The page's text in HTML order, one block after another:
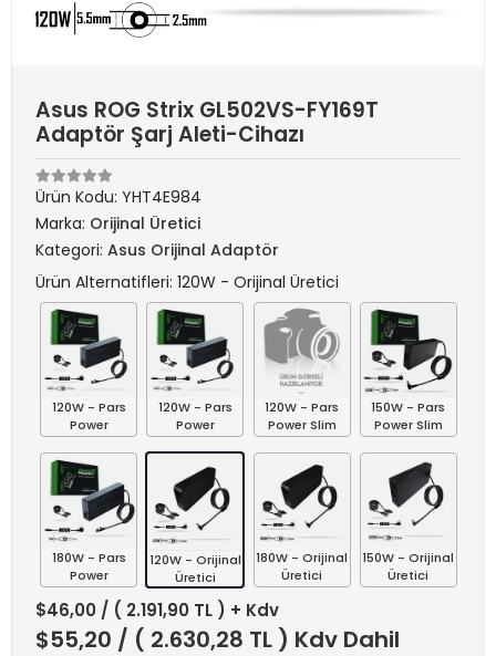
Asus ROG Strix GL502VS-FY169T
Adaptör Şarj Aleti-Cihazı
Ürün Kodu: YHT4E984
Marka: Orijinal Üretici
Kategori: Asus Orijinal Adaptör
Ürün Alternatifleri: 120W - Orijinal Üretici
120W - Pars
Power
120W - Pars
Power
120W - Pars
Power Slim
150W - Pars
Power Slim
180W - Pars
Power
120W - Orijinal
Üretici
180W - Orijinal
Üretici
150W - Orijinal
Üretici
$46,00 / ( 2.191,90 TL ) + Kdv
$55,20 / ( 2.630,28 TL ) Kdv Dahil